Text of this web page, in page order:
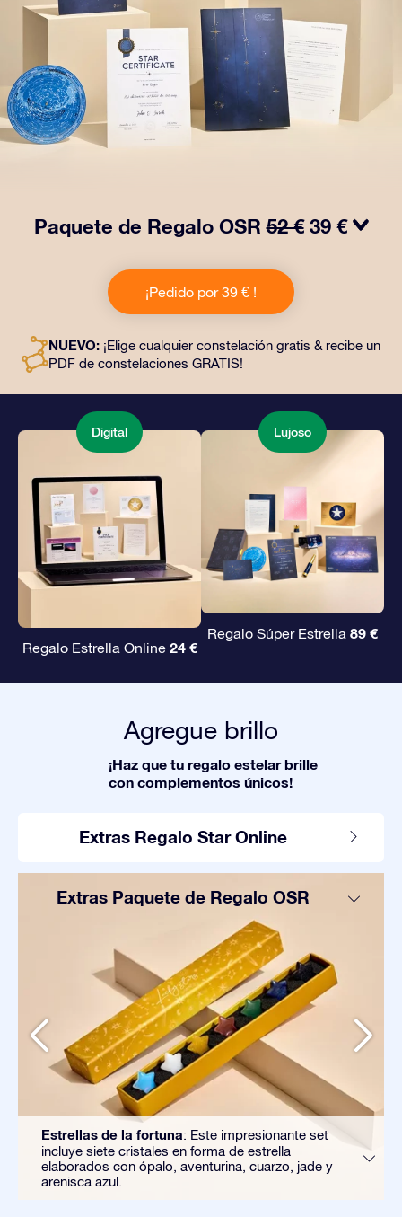
Paquete de Regalo OSR52 € 39 €
OSR! Este regalo incluye un bonito sobre y documentos
personalizados enviados a la dirección que elijas,
además de documentos digitales y el uso gratuito de
obsequiar un regalo eterno a amigos y seres queridos.
¡Pedido por 39 € !
NUEVO: ¡Elige cualquier constelación gratis & recibe un
PDF de constelaciones GRATIS!
Digital
Regalo Estrella Online 24 €
Lujoso
Regalo Súper Estrella 89 €
Agregue brillo
¡Haz que tu regalo estelar brille
con complementos únicos!
Extras Regalo Star Online
Extras Paquete de Regalo OSR
Estrellas de la fortuna: Este impresionante set
incluye siete cristales en forma de estrella
elaborados con ópalo, aventurina, cuarzo, jade y
arenisca azul.